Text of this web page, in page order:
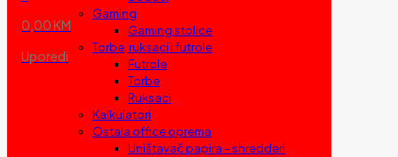
0,00 KM
Uporedi
Gaming
Gaming stolice
Torbe, ruksaci i futrole
Futrole
Torbe
Ruksaci
Kalkulatori
Ostala office oprema
Uništavač papira – shredderi